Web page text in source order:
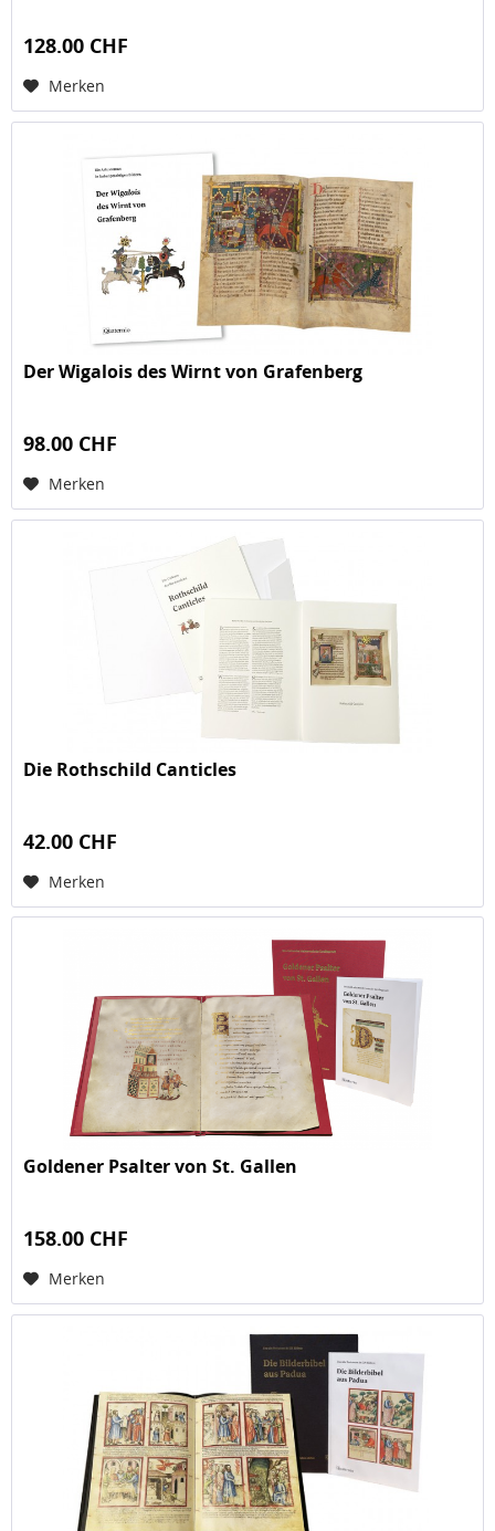
128.00 CHF
Merken
Der Wigalois des Wirnt von Grafenberg
98.00 CHF
Merken
Die Rothschild Canticles
42.00 CHF
Merken
Goldener Psalter von St. Gallen
158.00 CHF
Merken